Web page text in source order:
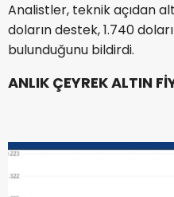
Analistler, teknik açıdan
doların destek, 1.740
bulunduğunu bildirdi.
ANLIK ÇEYREK ALTIN